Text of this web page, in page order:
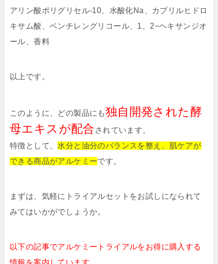
アリン酸ポリグリセル-10、水酸化Na、カプリルヒドロ
キサム酸、ベンチレングリコール、1、2−ヘキサンジオ
ール、香料
以上です。
このように、どの製品にも独自開発された酵
母エキスが配合 されています。
特徴として、 水分と油分のバランスを整え、肌ケアが
できる商品がアルケミーです。
まずは、気軽にトライアルセットをお試しになられて
みてはいかがでしょうか。
以下の記事でアルケミートライアルをお得に購入する
情報を案内しています